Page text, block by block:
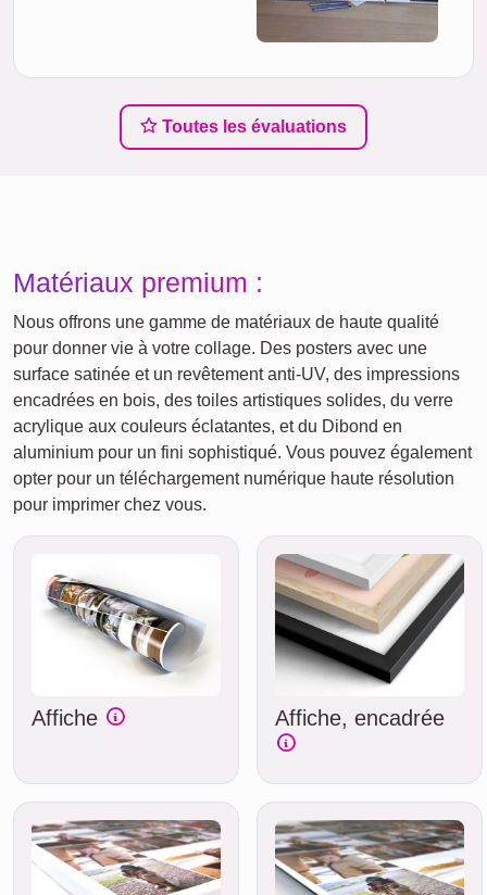
Toutes les évaluations
Matériaux premium :
Nous offrons une gamme de matériaux de haute qualité
pour donner vie à votre collage. Des posters avec une
surface satinée et un revêtement anti-UV, des impressions
encadrées en bois, des toiles artistiques solides, du verre
acrylique aux couleurs éclatantes, et du Dibond en
aluminium pour un fini sophistiqué. Vous pouvez également
opter pour un téléchargement numérique haute résolution
pour imprimer chez vous.
Affiche Affiche, encadrée